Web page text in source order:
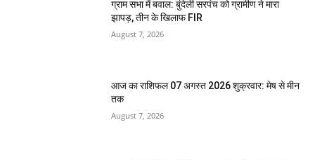
ग्राम सभा में बवाल: बुंदेली सरपंच को ग्रामीण ने मारा
झापड़, तीन के खिलाफ FIR
August 7, 2026
आज का राशिफल 07 अगस्त 2026 शुक्रवार: मेष से मीन
तक
August 7, 2026